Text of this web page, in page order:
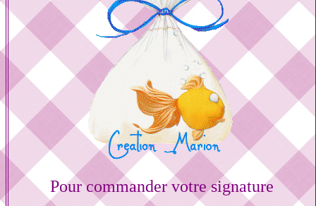
Pour commander votre signature